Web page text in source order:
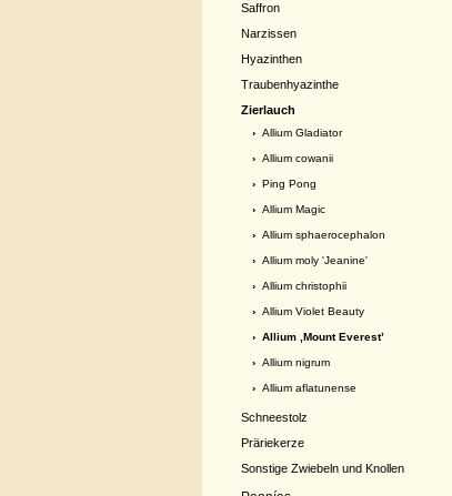
Saffron
Narzissen
Hyazinthen
Traubenhyazinthe
Zierlauch
› Allium Gladiator
› Allium cowanii
› Ping Pong
› Allium Magic
› Allium sphaerocephalon
› Allium moly 'Jeanine'
› Allium christophii
› Allium Violet Beauty
› Allium ,Mount Everest’
› Allium nigrum
› Allium aflatunense
Schneestolz
Präriekerze
Sonstige Zwiebeln und Knollen